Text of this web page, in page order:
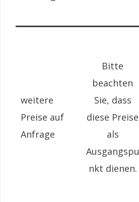
weitere
Preise auf
Anfrage
Bitte
beachten
Sie, dass
diese Preise
als
Ausgangspu
nkt dienen.